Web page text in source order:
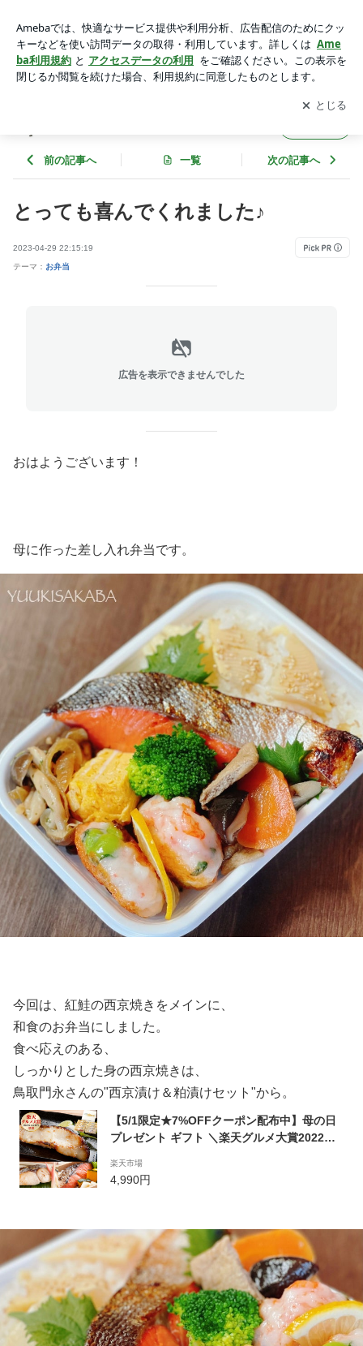
アプリをダウンロードして ブログの更新通知
を受け取りまし
ょう。
開く
前の記事へ 一覧 次の記事へ
とっても喜んでくれました♪
2023-04-29 22:15:19
テーマ： お弁当
広告を表示できませんでした
おはようございます！
母に作った差し入れ弁当です。
今回は、紅鮭の西京焼きをメインに、
和食のお弁当にしました。
食べ応えのある、
しっかりとした身の西京焼きは、
鳥取門永さんの"西京漬け＆粕漬けセット"から。
【5/1限定★7%OFFクーポン配布中】母の日
プレゼント ギフト ＼楽天グルメ大賞2022受
買得セット】 グルメ 食べ物 実用的 義母 母の
日ギフト 父の日 内祝い 魚 お取り寄せ あす楽
楽天市場
4,990円